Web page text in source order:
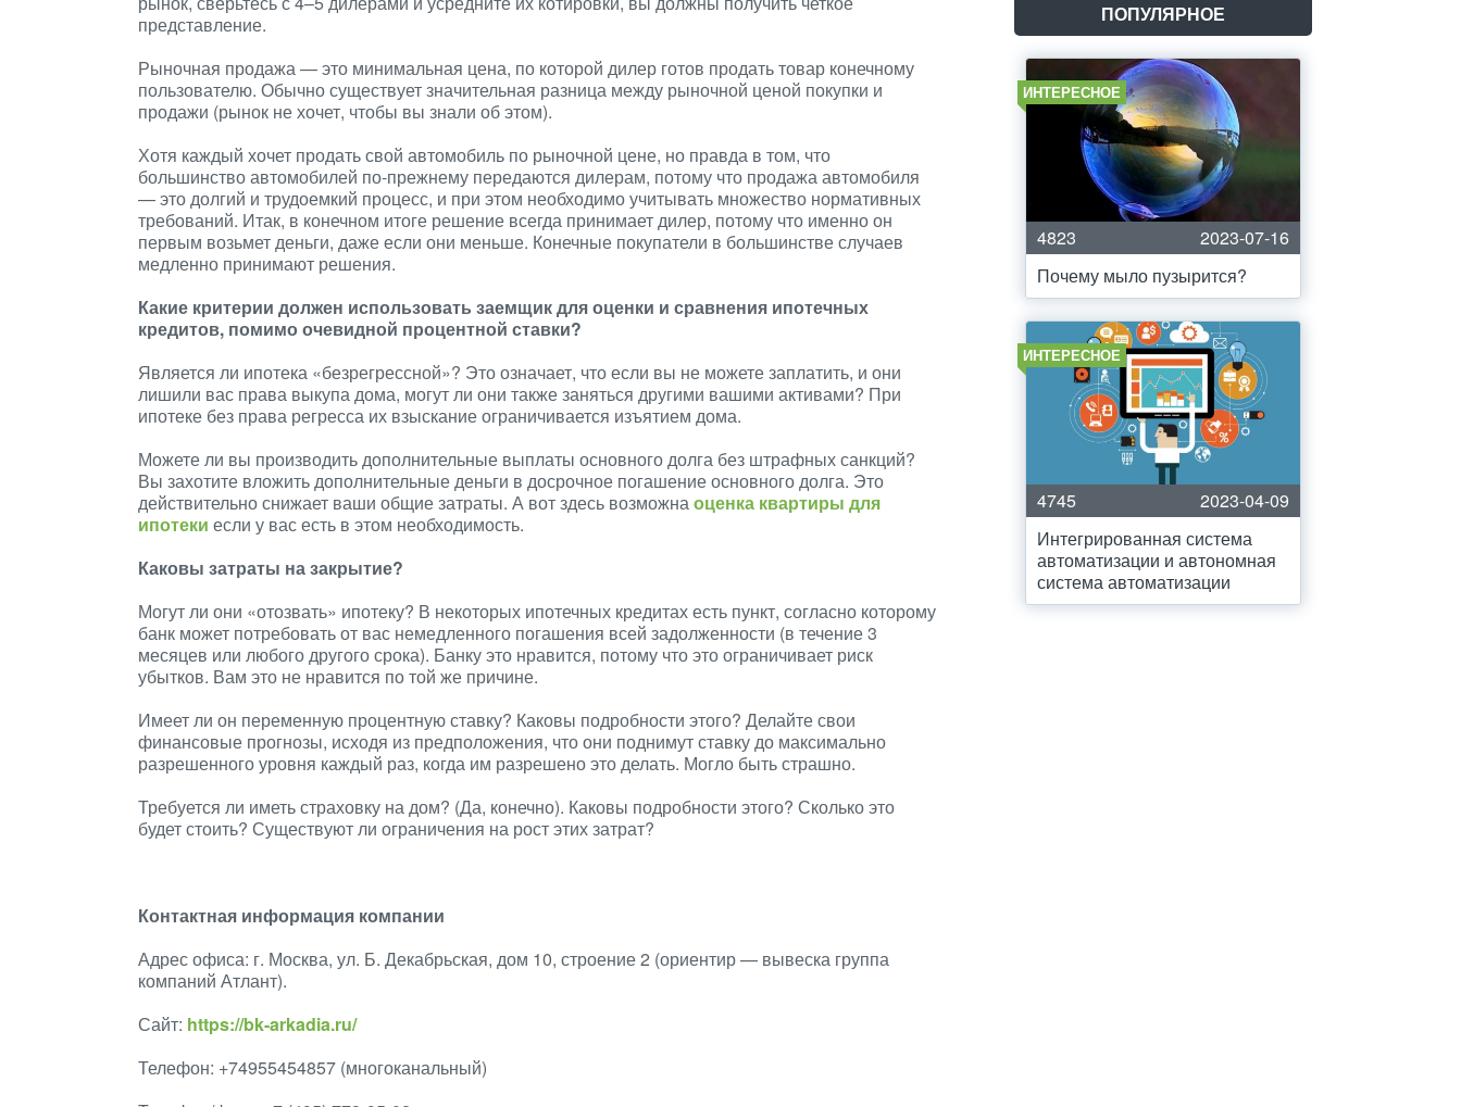
представление.
Рыночная продажа — это минимальная цена, по которой дилер готов продать товар конечному
пользователю. Обычно существует значительная разница между рыночной ценой покупки и
продажи (рынок не хочет, чтобы вы знали об этом).
Хотя каждый хочет продать свой автомобиль по рыночной цене, но правда в том, что
большинство автомобилей по-прежнему передаются дилерам, потому что продажа автомобиля
— это долгий и трудоемкий процесс, и при этом необходимо учитывать множество нормативных
требований. Итак, в конечном итоге решение всегда принимает дилер, потому что именно он
первым возьмет деньги, даже если они меньше. Конечные покупатели в большинстве случаев
медленно принимают решения.
Какие критерии должен использовать заемщик для оценки и сравнения ипотечных
кредитов, помимо очевидной процентной ставки?
Является ли ипотека «безрегрессной»? Это означает, что если вы не можете заплатить, и они
лишили вас права выкупа дома, могут ли они также заняться другими вашими активами? При
ипотеке без права регресса их взыскание ограничивается изъятием дома.
Можете ли вы производить дополнительные выплаты основного долга без штрафных санкций?
Вы захотите вложить дополнительные деньги в досрочное погашение основного долга. Это
действительно снижает ваши общие затраты. А вот здесь возможнаоценка квартиры для
ипотеки если у вас есть в этом необходимость.
Каковы затраты на закрытие?
Могут ли они «отозвать» ипотеку? В некоторых ипотечных кредитах есть пункт, согласно которому
банк может потребовать от вас немедленного погашения всей задолженности (в течение 3
месяцев или любого другого срока). Банку это нравится, потому что это ограничивает риск
убытков. Вам это не нравится по той же причине.
Имеет ли он переменную процентную ставку? Каковы подробности этого? Делайте свои
финансовые прогнозы, исходя из предположения, что они поднимут ставку до максимально
разрешенного уровня каждый раз, когда им разрешено это делать. Могло быть страшно.
Требуется ли иметь страховку на дом? (Да, конечно). Каковы подробности этого? Сколько это
будет стоить? Существуют ли ограничения на рост этих затрат?
Контактная информация компании
Адрес офиса: г. Москва, ул. Б. Декабрьская, дом 10, строение 2 (ориентир — вывеска группа
компаний Атлант).
Сайт: https://bk-arkadia.ru/
Телефон: +74955454857 (многоканальный)
ПОПУЛЯРНОЕ
ИНТЕРЕСНОЕ
4823
2023-07-16
Почему мыло пузырится?
ИНТЕРЕСНОЕ
4745
2023-04-09
Интегрированная система
автоматизации и автономная
система автоматизации